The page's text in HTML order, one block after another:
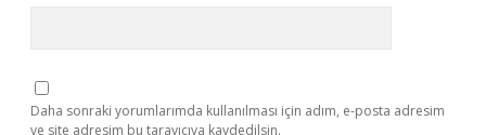
Daha sonraki yorumlarımda kullanılması için adım, e-posta adresim
ve site adresim bu tarayıcıya kaydedilsin.